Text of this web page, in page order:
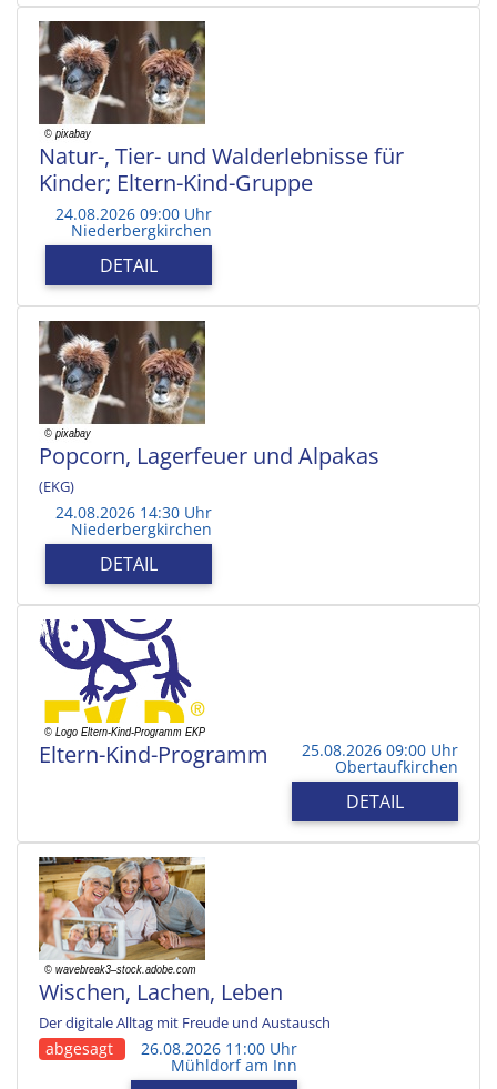
Natur-, Tier- und Walderlebnisse für
Kinder; Eltern-Kind-Gruppe
24.08.2026 09:00 Uhr
Niederbergkirchen
DETAIL
Popcorn, Lagerfeuer und Alpakas
(EKG)
24.08.2026 14:30 Uhr
Niederbergkirchen
DETAIL
Eltern-Kind-Programm 25.08.2026 09:00 Uhr
Obertaufkirchen
DETAIL
Wischen, Lachen, Leben
Der digitale Alltag mit Freude und Austausch
abgesagt 26.08.2026 11:00 Uhr
Mühldorf am Inn